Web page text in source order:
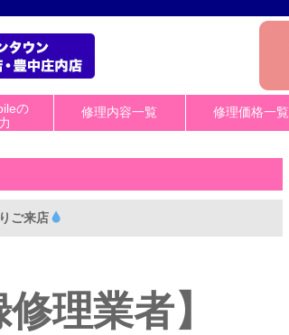
の
修理内容一覧 修理価格一覧
ご来店
理業者】